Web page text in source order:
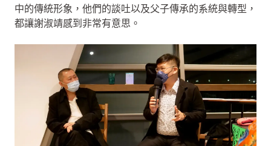
中的傳統形象，他們的談吐以及父子傳承的系統與轉型，
都讓謝淑靖感到非常有意思。